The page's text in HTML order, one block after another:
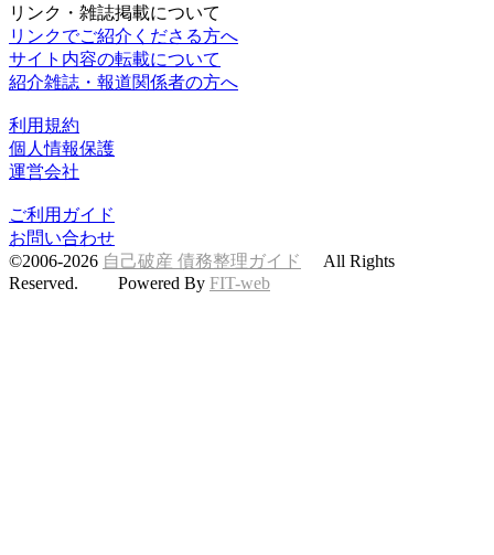
リンク・雑誌掲載について
リンクでご紹介くださる方へ
サイト内容の転載について
紹介雑誌・報道関係者の方へ
利用規約
個人情報保護
運営会社
ご利用ガイド
お問い合わせ
©2006-2026 自己破産 債務整理ガイド
All Rights
Reserved. Powered By FIT-web